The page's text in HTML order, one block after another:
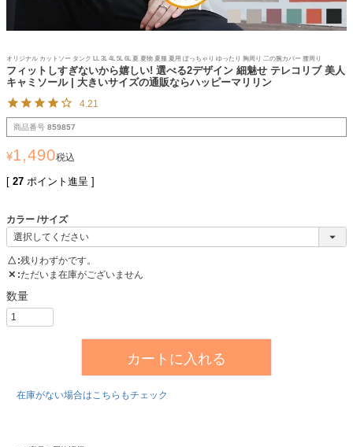
オリジナル カットソー タンク LL 3L 4L 5L 6L 夏 夏物 夏服 夏用 ぽっちゃり ゆったり 胸周り 二の腕カバー 腰周り
フィットしすぎないから嬉しい! 選べる2デザイン 細魅せ テレコリブ 美人
キャミソール | 大きいサイズの通販ならハッピーマリリン
4.21
商品番号 859857
¥1,490税込
[ 27 ポイント進呈 ]
カラー サイズ
△ 残りわずかです。
✕ ただいま在庫がございません
カートに入れる
在庫がない場合はこちらもチェック